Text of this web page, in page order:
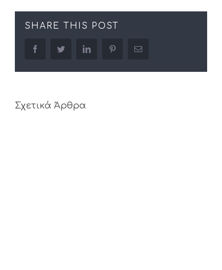
SHARE THIS POST
facebooktwitter linkedin pinterestEmail
Σχετικά Άρθρα